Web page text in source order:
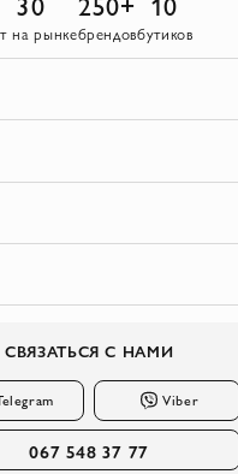
на рынкебрендовбутиков
СВЯЗАТЬСЯ С НАМИ
Viber
067 548 37 77